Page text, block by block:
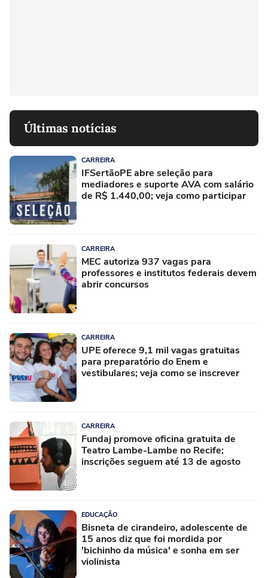
Últimas notícias
CARREIRA
IFSertãoPE abre seleção para
mediadores e suporte AVA com salário
de R$ 1.440,00; veja como participar
CARREIRA
MEC autoriza 937 vagas para
professores e institutos federais devem
abrir concursos
CARREIRA
UPE oferece 9,1 mil vagas gratuitas
para preparatório do Enem e
vestibulares; veja como se inscrever
CARREIRA
Fundaj promove oficina gratuita de
Teatro Lambe-Lambe no Recife;
inscrições seguem até 13 de agosto
EDUCAÇÃO
Bisneta de cirandeiro, adolescente de
15 anos diz que foi mordida por
'bichinho da música' e sonha em ser
violinista